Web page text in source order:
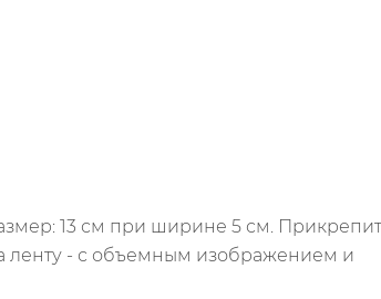
13 см при ширине 5 см.
ленту - с объемным изображением и